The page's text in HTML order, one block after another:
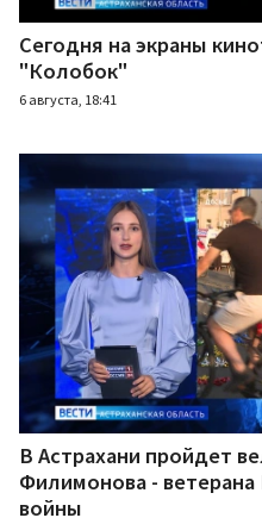
Сегодня на экраны
"Колобок"
6 августа, 18:41
В Астрахани пройдет
Филимонова -
войны